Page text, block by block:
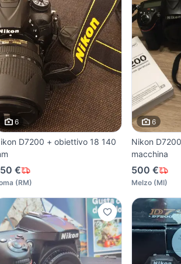
6
D7200 + obiettivo 18 140
€
(RM)
6
Nikon
macchina
500 €
Melzo(MI)